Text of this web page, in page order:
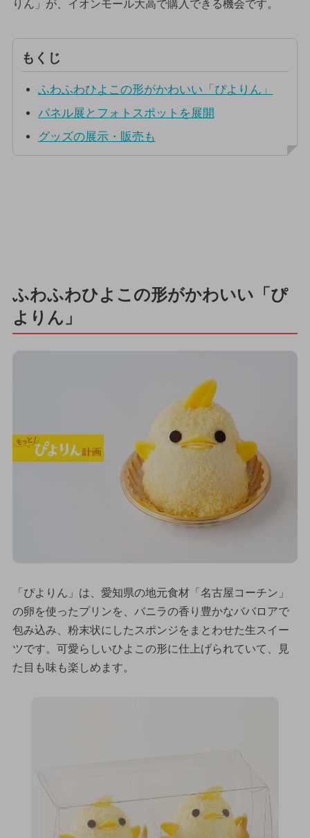
りん」が、イオンモール大高で購入できる機会です。
もくじ
ふわふわひよこの形がかわいい「ぴよりん」
パネル展とフォトスポットを展開
グッズの展示・販売も
ふわふわひよこの形がかわいい「ぴ
よりん」
「ぴよりん」は、愛知県の地元食材「名古屋コーチン」
の卵を使ったプリンを、バニラの香り豊かなババロアで
包み込み、粉末状にしたスポンジをまとわせた生スイー
ツです。可愛らしいひよこの形に仕上げられていて、見
た目も味も楽しめます。